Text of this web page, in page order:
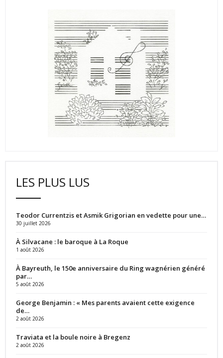
LES PLUS LUS
Teodor Currentzis et Asmik Grigorian en vedette pour une…
30 juillet 2026
À Silvacane : le baroque à La Roque
1 août 2026
À Bayreuth, le 150e anniversaire du Ring wagnérien généré
par…
5 août 2026
George Benjamin : « Mes parents avaient cette exigence
de…
2 août 2026
Traviata et la boule noire à Bregenz
2 août 2026